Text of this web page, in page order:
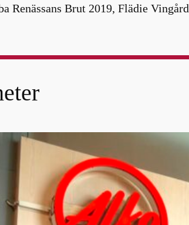
Renässans Brut 2019, Flädie Vingård